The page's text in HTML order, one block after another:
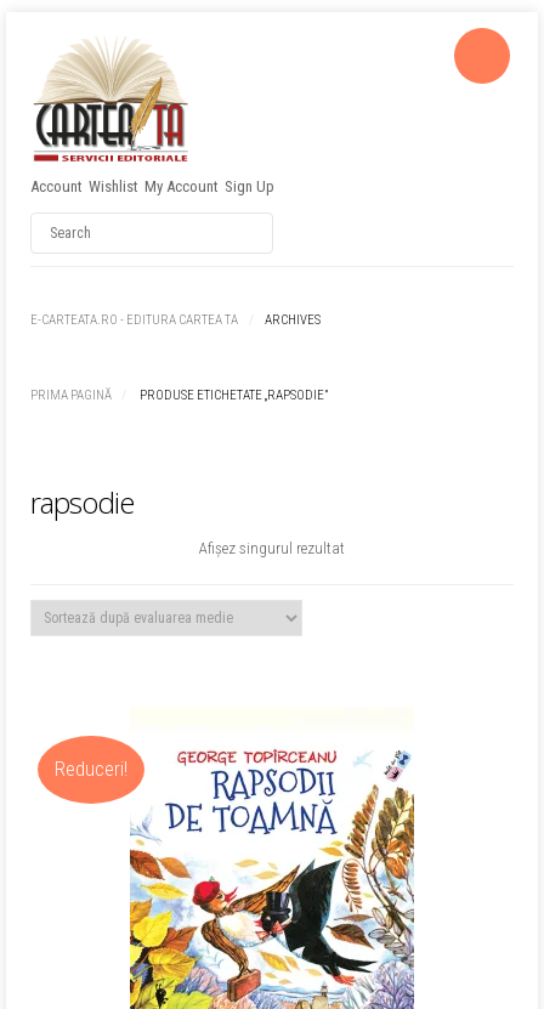
Account Wishlist My Account Sign Up
E-CARTEATA.RO - EDITURA CARTEA TA ARCHIVES
PRIMA PAGINĂ PRODUSE ETICHETATE „RAPSODIE”
rapsodie
Afișez singurul rezultat
Reduceri!